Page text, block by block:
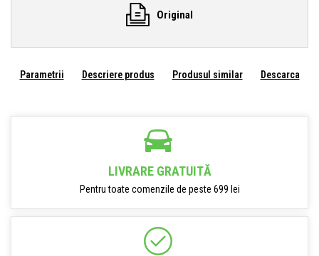
Original
Parametrii Descriere produs Produsul similar Descarca
LIVRARE GRATUITĂ
Pentru toate comenzile de peste 699 lei